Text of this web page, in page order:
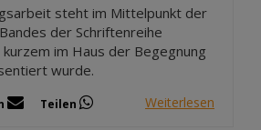
steht im Mittelpunkt der
der Schriftenreihe
im Haus der Begegnung
wurde.
Teilen Weiterlesen